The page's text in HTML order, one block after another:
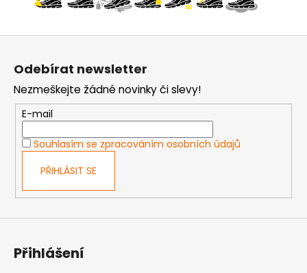
Z
Odebírat newsletter
Nezmeškejte žádné novinky či slevy!
E-mail
Souhlasím se zpracováním osobních údajů
PŘIHLÁSIT SE
Přihlášení